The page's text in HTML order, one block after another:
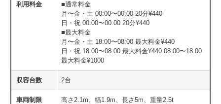
利用料金
■通常料金
月〜金・土 00:00〜00:00 20分¥440
日・祝 00:00〜00:00 20分¥440
■最大料金
月〜金・土 18:00〜08:00 最大料金¥440
日・祝 18:00〜08:00 最大料金¥440 08:00〜18:00
最大料金¥1000
収容台数 2台
車両制限 高さ2.1m、幅1.9m、長さ5m、重量2.5t